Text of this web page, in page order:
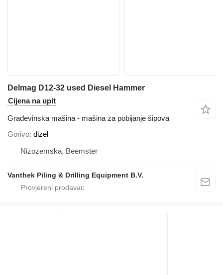
Delmag D12-32 used Diesel Hammer
Cijena na upit
Građevinska mašina - mašina za pobijanje šipova
Gorivo dizel
Nizozemska, Beemster
Vanthek Piling & Drilling Equipment B.V.